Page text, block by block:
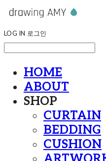
LOG IN 로그인
HOME
ABOUT
SHOP
CURTAIN
BEDDING
CUSHION